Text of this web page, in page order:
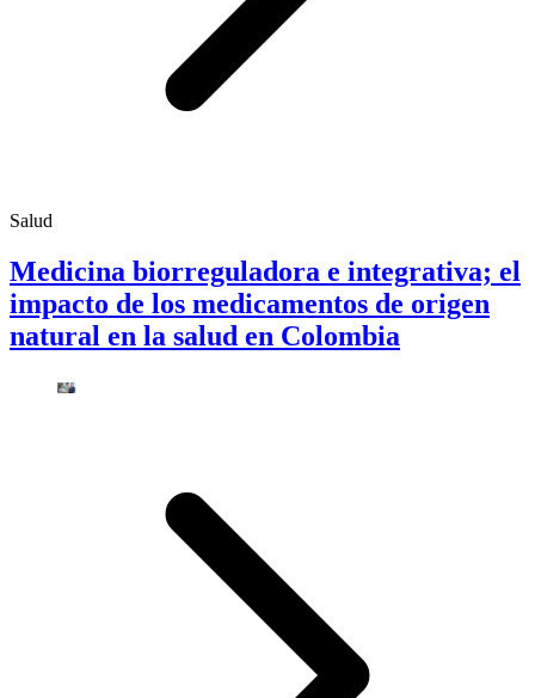
Salud
Medicina biorreguladora e integrativa; el
impacto de los medicamentos de origen
natural en la salud en Colombia